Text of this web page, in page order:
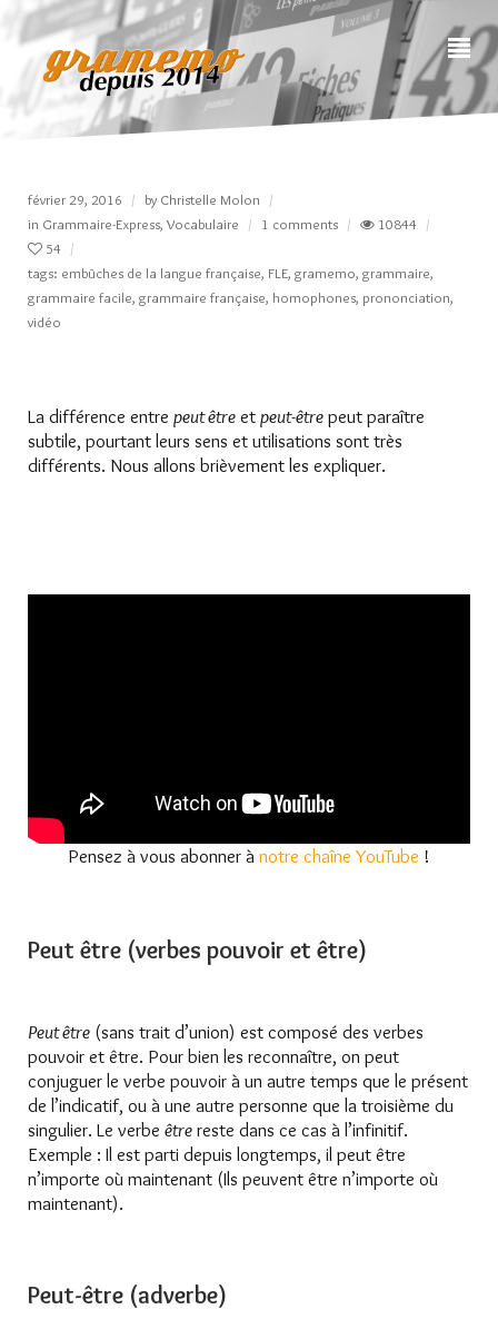
février 29, 2016 by Christelle Molon
in Grammaire-Express, Vocabulaire 1 comments
10844
54
tags: embûches de la langue française, FLE, gramemo, grammaire,
grammaire facile, grammaire française, homophones, prononciation,
vidéo
La différence entre peut être et peut-être peut paraître
subtile, pourtant leurs sens et utilisations sont très
différents. Nous allons brièvement les expliquer.
Pensez à vous abonner à notre chaîne YouTube !
Peut être (verbes pouvoir et être)
Peut être (sans trait d’union) est composé des verbes
pouvoir et être. Pour bien les reconnaître, on peut
conjuguer le verbe pouvoir à un autre temps que le présent
de l’indicatif, ou à une autre personne que la troisième du
singulier. Le verbe être reste dans ce cas à l’infinitif.
Exemple : Il est parti depuis longtemps, il peut être
n’importe où maintenant (Ils peuvent être n’importe où
maintenant).
Peut-être (adverbe)